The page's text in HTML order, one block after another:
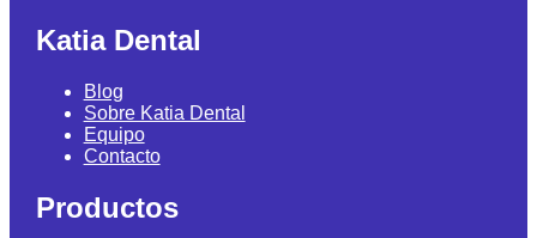
Katia Dental
Blog
Sobre Katia Dental
Equipo
Contacto
Productos